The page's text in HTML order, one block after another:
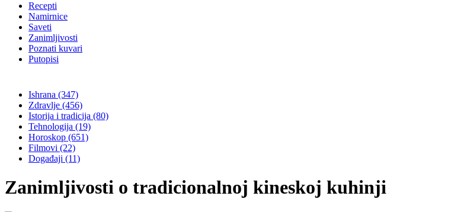
Recepti
Namirnice
Saveti
Zanimljivosti
Poznati kuvari
Putopisi
Ishrana (347)
Zdravlje (456)
Istorija i tradicija (80)
Tehnologija (19)
Horoskop (651)
Filmovi (22)
Događaji (11)
Zanimljivosti o tradicionalnoj kineskoj kuhinji